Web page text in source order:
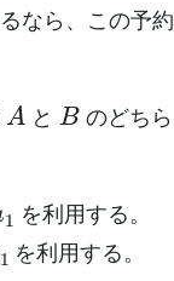
なら、この予約
A
と
B
のどちら
を利用する。
1
を利用する。